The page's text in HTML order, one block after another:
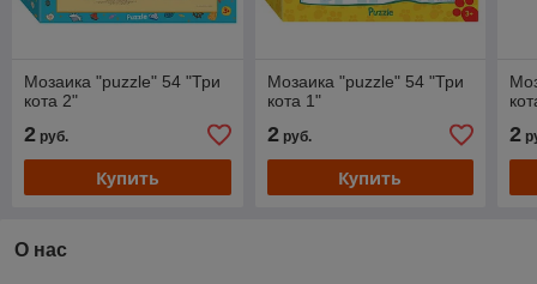
Мозаика "puzzle" 54 "Три
кота 2"
2 руб.
Купить
Мозаика "puzzle" 54 "Три
кота 1"
2руб.
Купить
2
О нас